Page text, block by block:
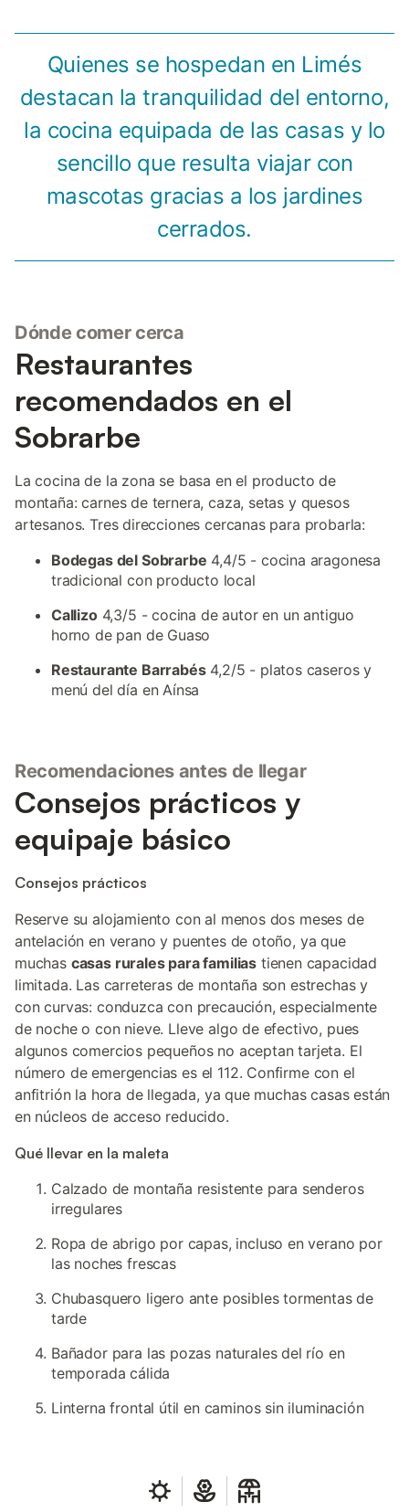
Quienes se hospedan en Limés
destacan la tranquilidad del entorno,
la cocina equipada de las casas y lo
sencillo que resulta viajar con
mascotas gracias a los jardines
cerrados.
Dónde comer cerca
Restaurantes
recomendados en el
Sobrarbe
La cocina de la zona se basa en el producto de
montaña: carnes de ternera, caza, setas y quesos
artesanos. Tres direcciones cercanas para probarla:
Bodegas del Sobrarbe 4,4/5 - cocina aragonesa
tradicional con producto local
Callizo4,3/5 - cocina de autor en un antiguo
horno de pan de Guaso
Restaurante Barrabés4,2/5 - platos caseros y
menú del día en Aínsa
Recomendaciones antes de llegar
Consejos prácticos y
equipaje básico
Consejos prácticos
Reserve su alojamiento con al menos dos meses de
antelación en verano y puentes de otoño, ya que
muchas casas rurales para familias tienen capacidad
limitada. Las carreteras de montaña son estrechas y
con curvas: conduzca con precaución, especialmente
de noche o con nieve. Lleve algo de efectivo, pues
algunos comercios pequeños no aceptan tarjeta. El
número de emergencias es el 112. Confirme con el
anfitrión la hora de llegada, ya que muchas casas están
en núcleos de acceso reducido.
Qué llevar en la maleta
Calzado de montaña resistente para senderos
irregulares
Ropa de abrigo por capas, incluso en verano por
las noches frescas
Chubasquero ligero ante posibles tormentas de
tarde
Bañador para las pozas naturales del río en
temporada cálida
Linterna frontal útil en caminos sin iluminación